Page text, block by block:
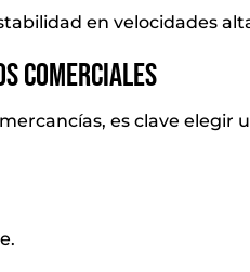
en velocidades
comerciales
es clave elegir